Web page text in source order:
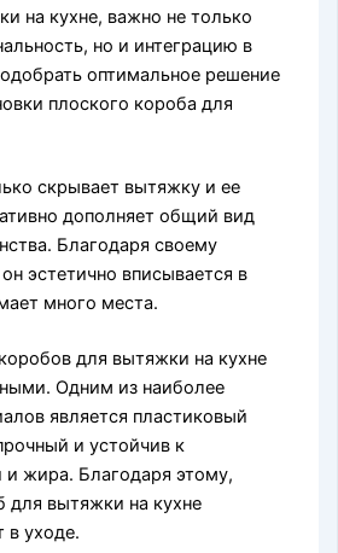
на кухне, важно не только
но и интеграцию в
оптимальное решение
плоского короба для
скрывает вытяжку и ее
дополняет общий вид
Благодаря своему
эстетично вписывается в
много места.
для вытяжки на кухне
Одним из наиболее
является пластиковый
и устойчив к
и жира. Благодаря этому,
для вытяжки на кухне
в уходе.